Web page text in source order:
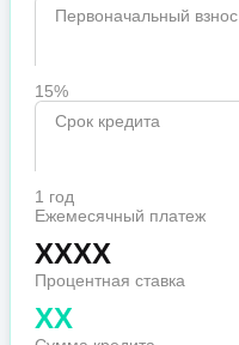
Первоначальный взнос
15%
Срок кредита
1 год
Ежемесячный платеж
XXXX
Процентная ставка
XX